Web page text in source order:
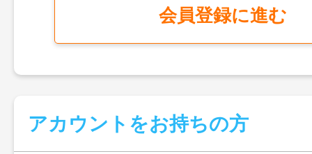
会員登録に進む
アカウントをお持ちの方